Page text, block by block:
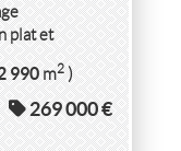
plat et
2...
990m2)
269 000 €